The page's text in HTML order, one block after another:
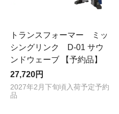
トランスフォーマー ミッ
シングリンク D-01 サウ
ンドウェーブ 【予約品】
27,720円
2027年2月下旬頃入荷予定予約
品